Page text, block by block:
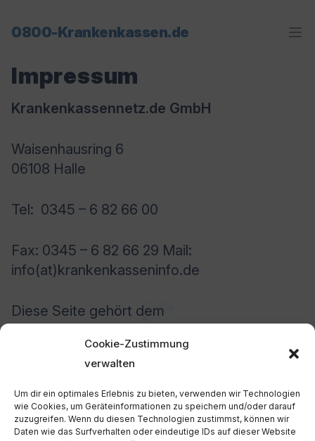
Cookie-Zustimmung
verwalten
Um dir ein optimales Erlebnis zu bieten, verwenden wir Technologien
wie Cookies, um Geräteinformationen zu speichern und/oder darauf
zuzugreifen. Wenn du diesen Technologien zustimmst, können wir
Daten wie das Surfverhalten oder eindeutige IDs auf dieser Website
0800-Krankenkassen.de
Impressum
Krankenkassennetz.de GmbH
Waisenhausring 6
06108 Halle
Tel: 0345 – 6 82 66 00
Fax: 0345 – 6 82 66 29 Mail:
info(at)krankenkasseninfo.de
Diese Seite gehört dem
Geschäftsführer: Jürgen Kunze, Karsten
Leidloff
Handelsregisternummer: HRB 214944